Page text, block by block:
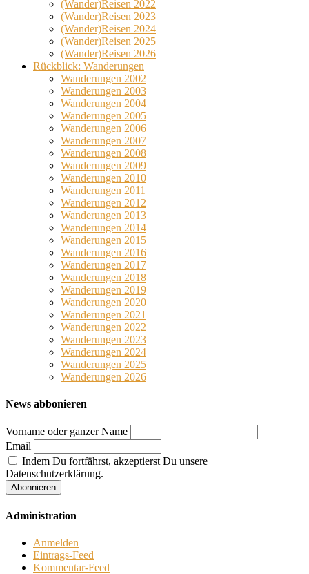
(Wander)Reisen 2022
(Wander)Reisen 2023
(Wander)Reisen 2024
(Wander)Reisen 2025
(Wander)Reisen 2026
Rückblick: Wanderungen
Wanderungen 2002
Wanderungen 2003
Wanderungen 2004
Wanderungen 2005
Wanderungen 2006
Wanderungen 2007
Wanderungen 2008
Wanderungen 2009
Wanderungen 2010
Wanderungen 2011
Wanderungen 2012
Wanderungen 2013
Wanderungen 2014
Wanderungen 2015
Wanderungen 2016
Wanderungen 2017
Wanderungen 2018
Wanderungen 2019
Wanderungen 2020
Wanderungen 2021
Wanderungen 2022
Wanderungen 2023
Wanderungen 2024
Wanderungen 2025
Wanderungen 2026
News abbonieren
Vorname oder ganzer Name
Email
Indem Du fortfährst, akzeptierst Du unsere
Datenschutzerklärung.
Administration
Anmelden
Eintrags-Feed
Kommentar-Feed